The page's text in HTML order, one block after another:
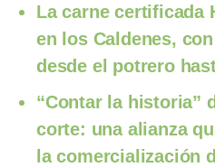
La carne certificada
en los Caldenes,
desde el potrero
“Contar la historia”
corte: una alianza
la comercialización